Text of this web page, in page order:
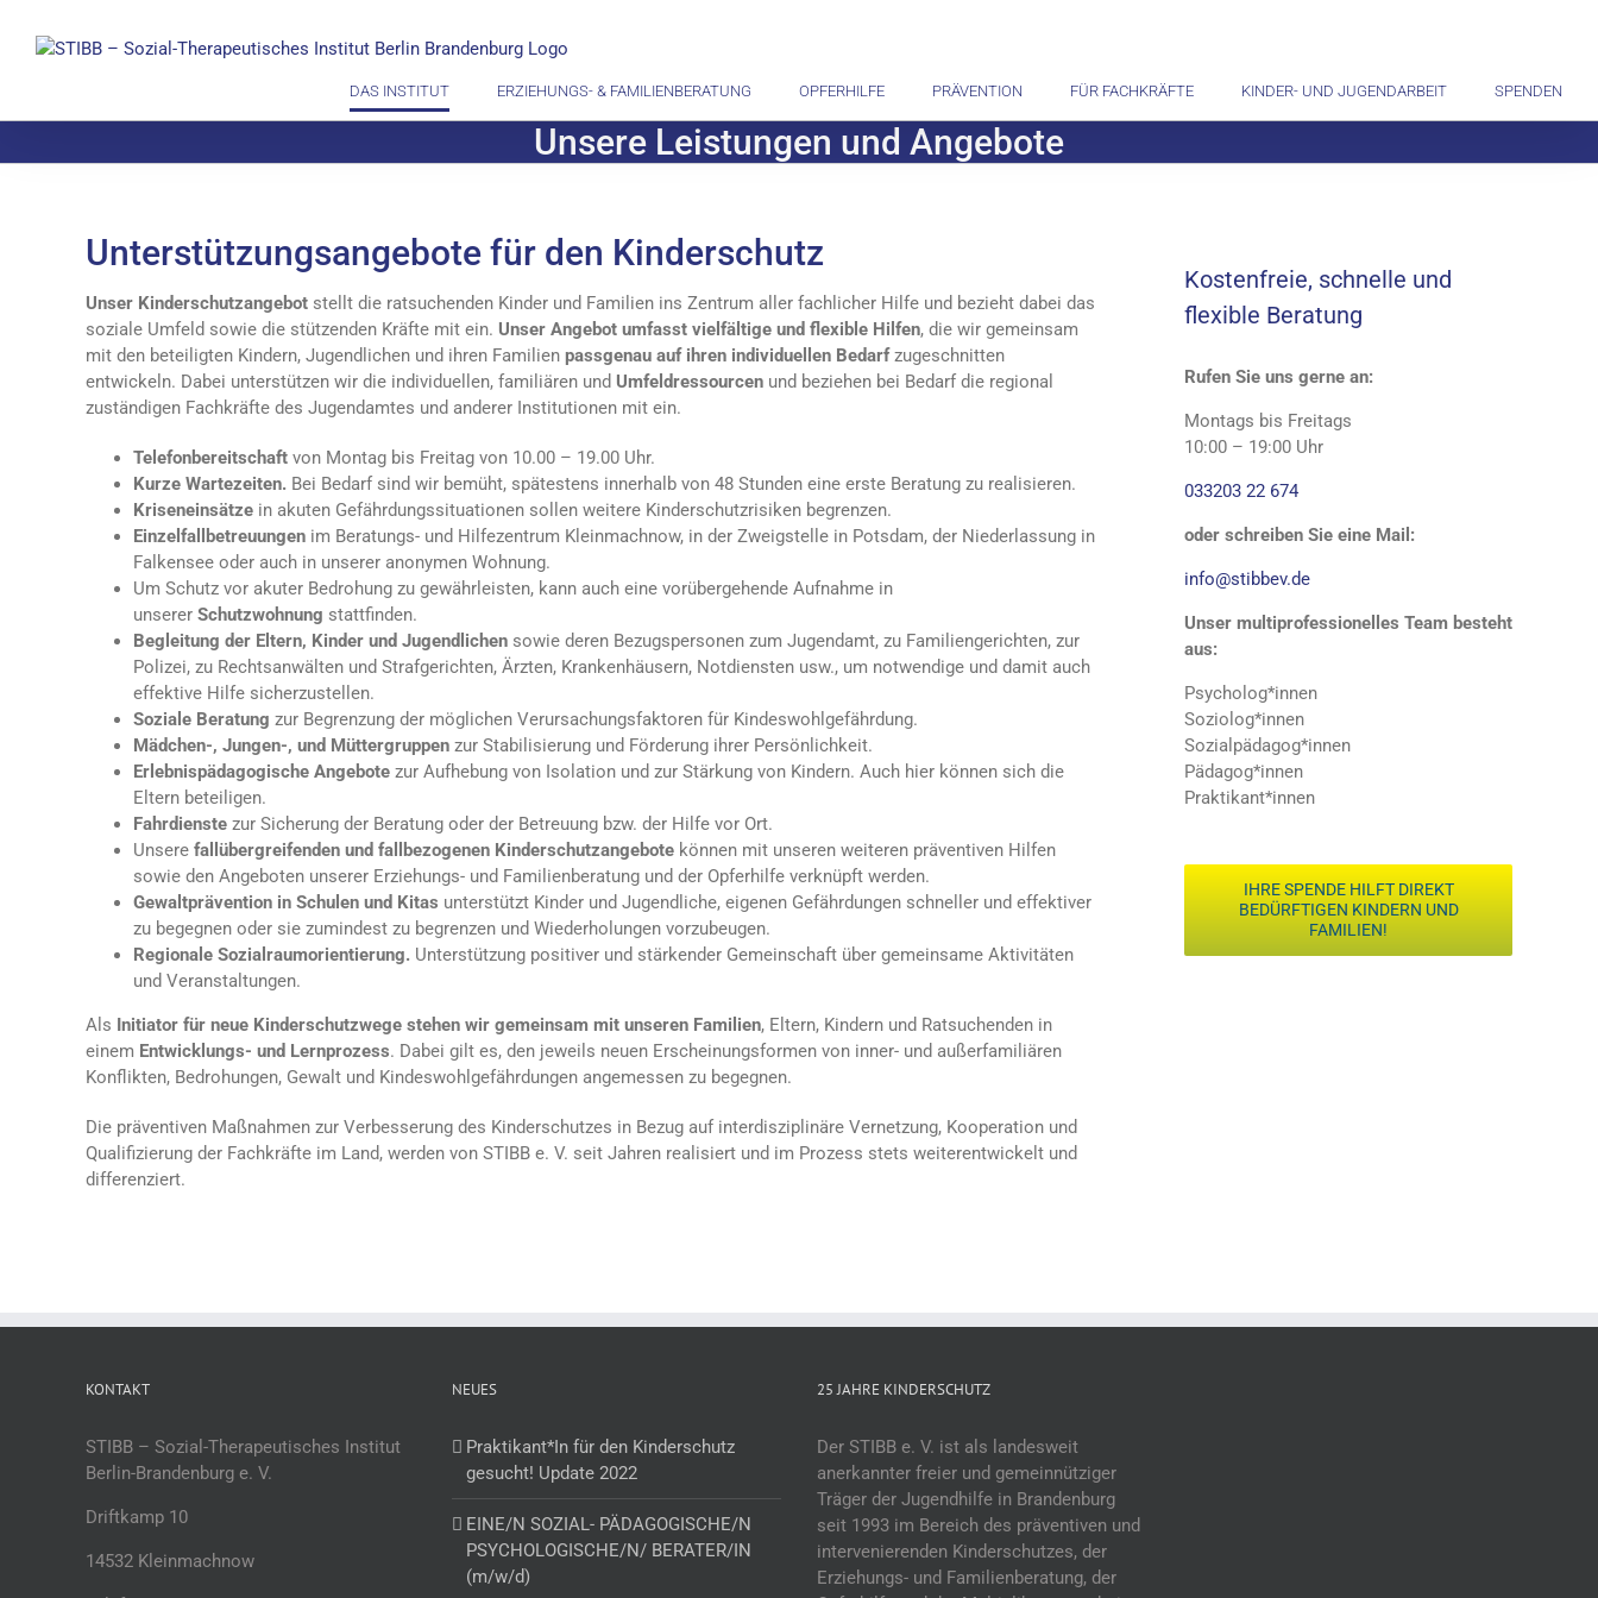
Inhalt
DAS INSTITUT ERZIEHUNGS- & FAMILIENBERATUNG OPFERHILFE PRÄVENTION FÜR FACHKRÄFTE KINDER- UND JUGENDARBEIT SPENDEN
Unsere Leistungen und Angebote
Unterstützungsangebote für den Kinderschutz
Unser Kinderschutzangebot stellt die ratsuchenden Kinder und Familien ins Zentrum aller fachlicher Hilfe und bezieht dabei das
soziale Umfeld sowie die stützenden Kräfte mit ein. Unser Angebot umfasst vielfältige und flexible Hilfen, die wir gemeinsam
mit den beteiligten Kindern, Jugendlichen und ihren Familienpassgenau auf ihren individuellen Bedarfzugeschnitten
entwickeln. Dabei unterstützen wir die individuellen, familiären und Umfeldressourcen und beziehen bei Bedarf die regional
zuständigen Fachkräfte des Jugendamtes und anderer Institutionen mit ein.
Telefonbereitschaftvon Montag bis Freitag von 10.00 – 19.00 Uhr.
Kurze Wartezeiten.Bei Bedarf sind wir bemüht, spätestens innerhalb von 48 Stunden eine erste Beratung zu realisieren.
Kriseneinsätzein akuten Gefährdungssituationen sollen weitere Kinderschutzrisiken begrenzen.
Einzelfallbetreuungenim Beratungs- und Hilfezentrum Kleinmachnow, in der Zweigstelle in Potsdam, der Niederlassung in
Falkensee oder auch in unserer anonymen Wohnung.
Um Schutz vor akuter Bedrohung zu gewährleisten, kann auch eine vorübergehende Aufnahme in
unserer Schutzwohnung stattfinden.
Begleitung der Eltern, Kinder und Jugendlichensowie deren Bezugspersonen zum Jugendamt, zu Familiengerichten, zur
Polizei, zu Rechtsanwälten und Strafgerichten, Ärzten, Krankenhäusern, Notdiensten usw., um notwendige und damit auch
effektive Hilfe sicherzustellen.
Soziale Beratung zur Begrenzung der möglichen Verursachungsfaktoren für Kindeswohlgefährdung.
Mädchen-, Jungen-, und Müttergruppenzur Stabilisierung und Förderung ihrer Persönlichkeit.
Erlebnispädagogische Angebotezur Aufhebung von Isolation und zur Stärkung von Kindern. Auch hier können sich die
Eltern beteiligen.
Fahrdienstezur Sicherung der Beratung oder der Betreuung bzw. der Hilfe vor Ort.
Unsere fallübergreifenden und fallbezogenen Kinderschutzangebote können mit unseren weiteren präventiven Hilfen
sowie den Angeboten unserer Erziehungs- und Familienberatung und der Opferhilfe verknüpft werden.
Gewaltprävention in Schulen und Kitas unterstützt Kinder und Jugendliche, eigenen Gefährdungen schneller und effektiver
zu begegnen oder sie zumindest zu begrenzen und Wiederholungen vorzubeugen.
Regionale Sozialraumorientierung.Unterstützung positiver und stärkender Gemeinschaft über gemeinsame Aktivitäten
und Veranstaltungen.
Als Initiator für neue Kinderschutzwege stehen wir gemeinsam mit unseren Familien, Eltern, Kindern und Ratsuchenden in
einem Entwicklungs- und Lernprozess. Dabei gilt es, den jeweils neuen Erscheinungsformen von inner- und außerfamiliären
Konflikten, Bedrohungen, Gewalt und Kindeswohlgefährdungen angemessen zu begegnen.
Die präventiven Maßnahmen zur Verbesserung des Kinderschutzes in Bezug auf interdisziplinäre Vernetzung, Kooperation und
Qualifizierung der Fachkräfte im Land, werden von STIBB e. V. seit Jahren realisiert und im Prozess stets weiterentwickelt und
differenziert.
Kostenfreie, schnelle und
flexible Beratung
Rufen Sie uns gerne an:
Montags bis Freitags
10:00 – 19:00 Uhr
033203 22 674
oder schreiben Sie eine Mail:
info@stibbev.de
Unser multiprofessionelles Team besteht
aus:
Psycholog*innen
Soziolog*innen
Sozialpädagog*innen
Pädagog*innen
Praktikant*innen
IHRE SPENDE HILFT DIREKT
BEDÜRFTIGEN KINDERN UND
FAMILIEN!
KONTAKT
STIBB – Sozial-Therapeutisches Institut
Berlin-Brandenburg e. V.
Driftkamp 10
14532 Kleinmachnow
NEUES
Praktikant*In für den Kinderschutz
gesucht! Update 2022
EINE/N SOZIAL- PÄDAGOGISCHE/N
PSYCHOLOGISCHE/N/ BERATER/IN
(m/w/d)
25 JAHRE KINDERSCHUTZ
Der STIBB e. V. ist als landesweit
anerkannter freier und gemeinnütziger
Träger der Jugendhilfe in Brandenburg
seit 1993 im Bereich des präventiven und
intervenierenden Kinderschutzes, der
Erziehungs- und Familienberatung, der